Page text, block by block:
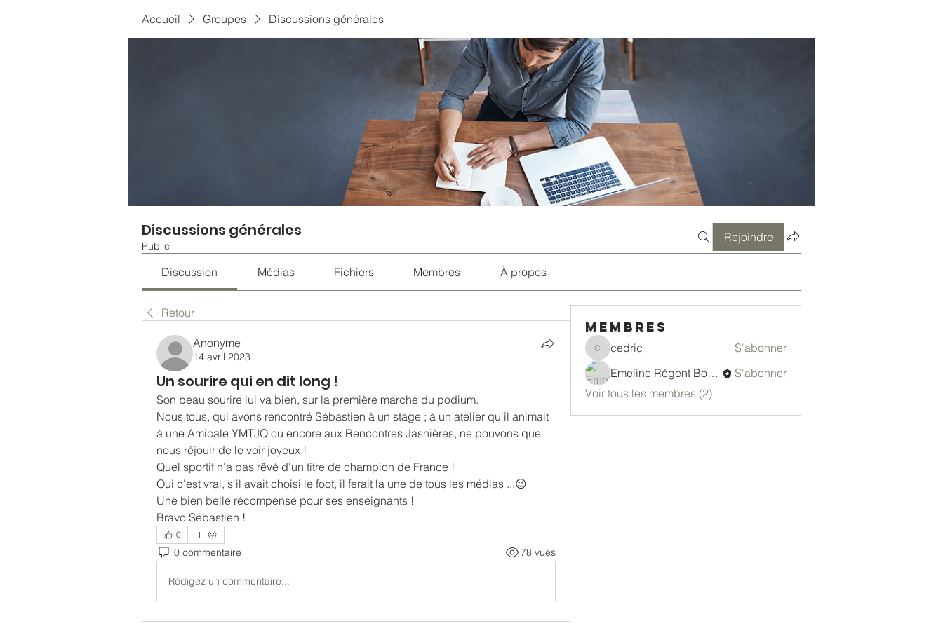
Accueil Groupes Discussions générales
Discussions générales
Public
Rejoindre
Discussion Médias Fichiers Membres À propos
Retour
Anonyme
14 avril 2023
Un sourire qui en dit long !
Son beau sourire lui va bien, sur la première marche du podium.
Nous tous, qui avons rencontré Sébastien à un stage ; à un atelier qu'il animait
à une Amicale YMTJQ ou encore aux Rencontres Jasnières, ne pouvons que
nous réjouir de le voir joyeux !
Quel sportif n'a pas rêvé d'un titre de champion de France !
Oui c'est vrai, s'il avait choisi le foot, il ferait la une de tous les médias ...😉
Une bien belle récompense pour ses enseignants !
Bravo Sébastien !
0
0 commentaire 78 vues
Rédigez un commentaire...
membres
cedriccedric
S'abonner
Emeline Régent Bozon
S'abonner
Voir tous les membres (2)